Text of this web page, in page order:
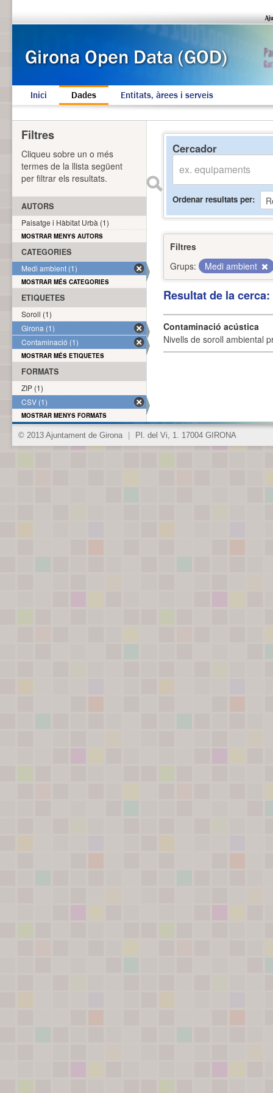
Inici Dades Entitats, àrees i serveis
Cercador
Ordenar resultats per
Filtres
Grups:
Medi ambient
Resultat de la
Contaminació acústica
Nivells de soroll ambiental
Filtres
Cliqueu sobre un o més
termes de la llista següent
per filtrar els resultats.
AUTORS
Paisatge i Hàbitat Urbà (1)
MOSTRAR MENYS AUTORS
CATEGORIES
Medi ambient (1)
MOSTRAR MÉS CATEGORIES
ETIQUETES
Soroll (1)
Girona (1)
Contaminació (1)
MOSTRAR MÉS ETIQUETES
FORMATS
ZIP (1)
CSV (1)
MOSTRAR MENYS FORMATS
© 2013 Ajuntament de Girona Pl. del Vi, 1. 17004 GIRONA